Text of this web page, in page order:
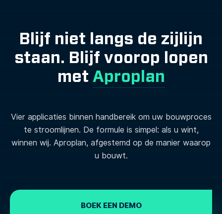
Blijf niet langs de zijlijn
staan. Blijf voorop lopen
met Aproplan
Vier applicaties binnen handbereik om uw bouwproces
te stroomlijnen. De formule is simpel: als u wint,
winnen wij. Aproplan, afgestemd op de manier waarop
u bouwt.
BOEK EEN DEMO